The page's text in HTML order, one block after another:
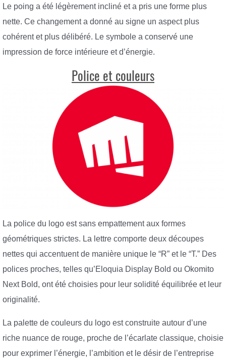
Le poing a été légèrement incliné et a pris une forme plus
nette. Ce changement a donné au signe un aspect plus
cohérent et plus délibéré. Le symbole a conservé une
impression de force intérieure et d’énergie.
Police et couleurs
La police du logo est sans empattement aux formes
géométriques strictes. La lettre comporte deux découpes
nettes qui accentuent de manière unique le “R” et le “T.” Des
polices proches, telles qu’Eloquia Display Bold ou Okomito
Next Bold, ont été choisies pour leur solidité équilibrée et leur
originalité.
La palette de couleurs du logo est construite autour d’une
riche nuance de rouge, proche de l’écarlate classique, choisie
pour exprimer l’énergie, l’ambition et le désir de l’entreprise